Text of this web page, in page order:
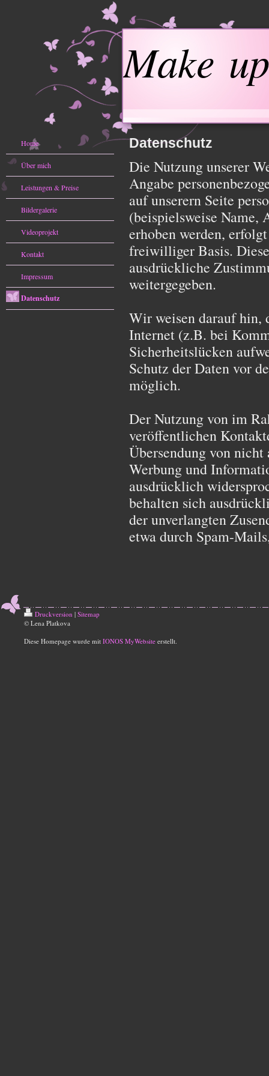
Make
Home
Über mich
Leistungen & Preise
Bildergalerie
Videoprojekt
Kontakt
Impressum
Datenschutz
Datenschutz
Die Nutzung unserer
Angabe
auf unserern Seite
(beispielsweise Name,
erhoben werden,
freiwilliger Basis.
ausdrückliche
weitergegeben.
Wir weisen darauf hin,
Internet (z.B. bei
Sicherheitslücken
Schutz der Daten vor
möglich.
Der Nutzung von im
veröffentlichen
Übersendung von
Werbung und
ausdrücklich
behalten sich
der unverlangten
etwa durch Spam-
Druckversion | Sitemap
© Lena Platkova
Diese Homepage wurde mit IONOS MyWebsite erstellt.